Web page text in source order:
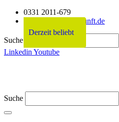
0331 2011-679
info@netzwerkzukunft.de
Suche
Linkedin Youtube
Suche
Derzeit beliebt
Derzeit beliebt
Derzeit beliebt
Derzeit beliebt